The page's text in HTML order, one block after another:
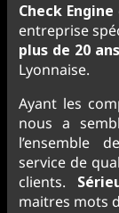
Check Engine
entreprise
plus de 20 ans
Lyonnaise.
Ayant les
nous a
l’ensemble
service de
clients.
maitres mots